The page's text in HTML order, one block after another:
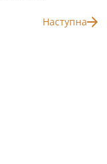
Наступна